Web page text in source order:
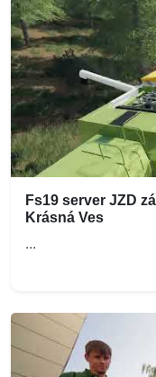
Fs19 server JZD
Krásná Ves
...